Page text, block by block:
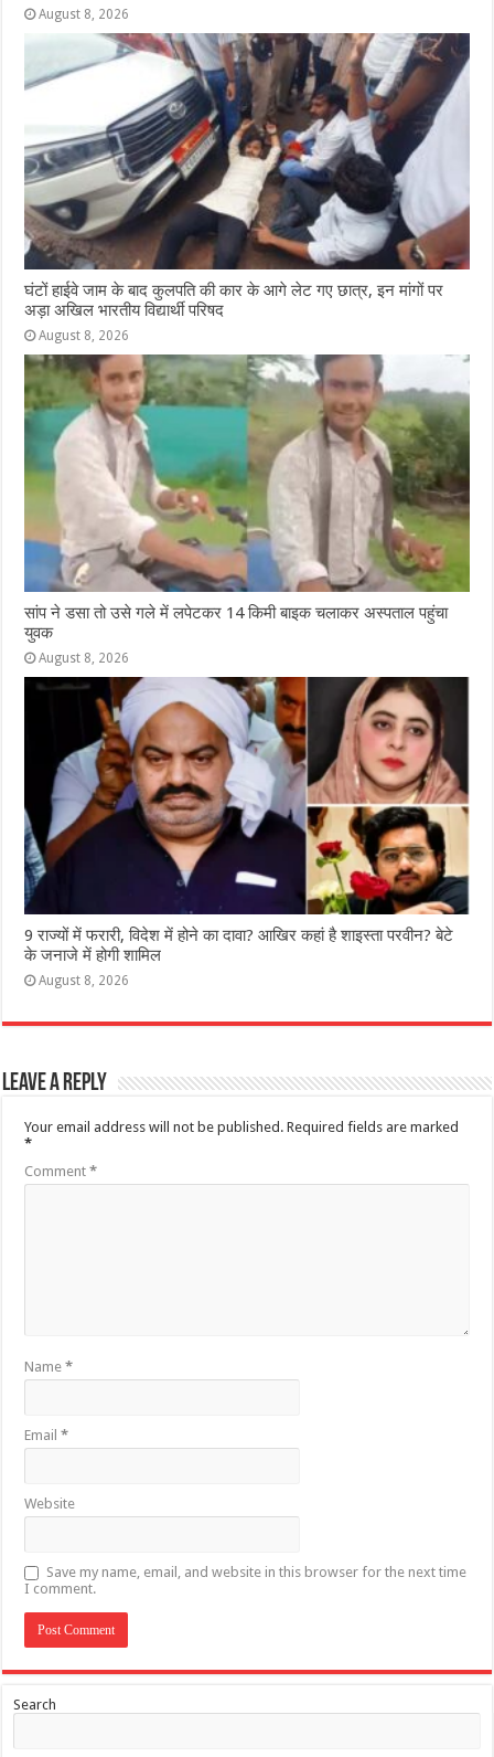
August 8, 2026
घंटों हाईवे जाम के बाद कुलपति की कार के आगे लेट गए छात्र, इन मांगों पर
अड़ा अखिल भारतीय विद्यार्थी परिषद
August 8, 2026
सांप ने डसा तो उसे गले में लपेटकर 14 किमी बाइक चलाकर अस्पताल पहुंचा
युवक
August 8, 2026
9 राज्‍यों में फरारी, व‍िदेश में होने का दावा? आख‍िर कहां है शाइस्‍ता परवीन? बेटे
के जनाजे में होगी शामिल
August 8, 2026
Leave a Reply
Your email address will not be published. Required fields are marked
*
Comment*
Name*
Email*
Website
Save my name, email, and website in this browser for the next time
I comment.
Search